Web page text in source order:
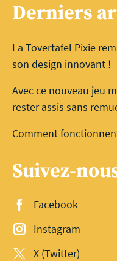
Derniers
La Tovertafel Pixie
son design innovant !
Avec ce nouveau jeu
rester assis sans
Comment
Suivez-
Facebook
Instagram
X (Twitter)